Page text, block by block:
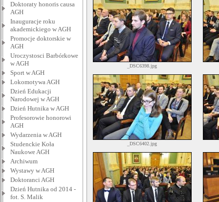
Doktoraty honoris causa
AGH
Inauguracje roku
akademickiego w AGH
Promocje doktorskie w
AGH
Uroczystosci Barbórkowe
w AGH
Sport w AGH
Lokomotywa AGH
Dzień Edukacji
Narodowej w AGH
Dzień Hutnika w AGH
Profesorowie honorowi
AGH
Wydarzenia w AGH
Studenckie Koła
Naukowe AGH
Archiwum
Wystawy w AGH
Doktoranci AGH
Dzień Hutnika od 2014 -
fot. S. Malik
_DSC6398.jpg
_DSC6402.jpg